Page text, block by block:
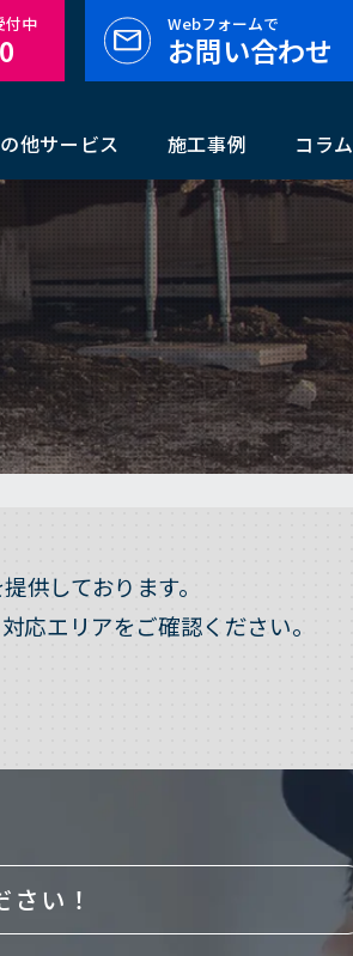
他サービス 施工事例 コラム
付中 Webフォームで
お問い合わせ
供しております。
応エリアをご確認ください。
い！